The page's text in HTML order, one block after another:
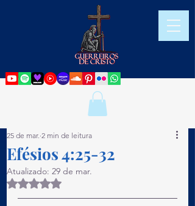
Efésios 4:25-32
25 de mar. 2 min de leitura
Atualizado: 29 de mar.
Avaliado com NaN de 5 estrelas.